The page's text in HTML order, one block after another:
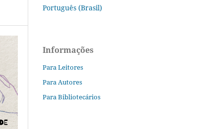
Português (Brasil)
Informações
Para Leitores
Para Autores
Para Bibliotecários